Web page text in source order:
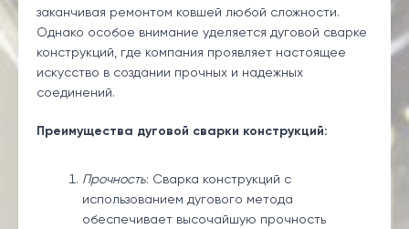
заканчивая ремонтом ковшей любой сложности.
Однако особое внимание уделяется дуговой сварке
конструкций, где компания проявляет настоящее
искусство в создании прочных и надежных
соединений.
Преимущества дуговой сварки конструкций:
Прочность: Сварка конструкций с
использованием дугового метода
обеспечивает высочайшую прочность